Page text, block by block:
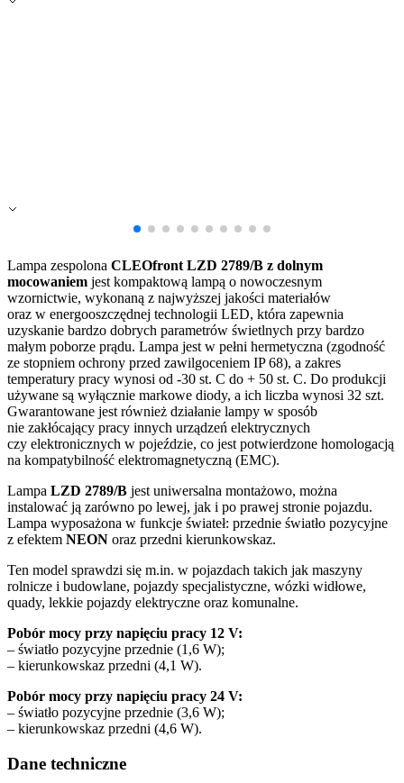
Lampa zespolona CLEOfront LZD 2789/B z dolnym
mocowaniem jest kompaktową lampą o nowoczesnym
wzornictwie, wykonaną z najwyższej jakości materiałów
oraz w energooszczędnej technologii LED, która zapewnia
uzyskanie bardzo dobrych parametrów świetlnych przy bardzo
małym poborze prądu. Lampa jest w pełni hermetyczna (zgodność
ze stopniem ochrony przed zawilgoceniem IP 68), a zakres
temperatury pracy wynosi od -30 st. C do + 50 st. C. Do produkcji
używane są wyłącznie markowe diody, a ich liczba wynosi 32 szt.
Gwarantowane jest również działanie lampy w sposób
nie zakłócający pracy innych urządzeń elektrycznych
czy elektronicznych w pojeździe, co jest potwierdzone homologacją
na kompatybilność elektromagnetyczną (EMC).
Lampa LZD 2789/B jest uniwersalna montażowo, można
instalować ją zarówno po lewej, jak i po prawej stronie pojazdu.
Lampa wyposażona w funkcje świateł: przednie światło pozycyjne
z efektem NEON oraz przedni kierunkowskaz.
Ten model sprawdzi się m.in. w pojazdach takich jak maszyny
rolnicze i budowlane, pojazdy specjalistyczne, wózki widłowe,
quady, lekkie pojazdy elektryczne oraz komunalne.
Pobór mocy przy napięciu pracy 12 V:
– światło pozycyjne przednie (1,6 W);
– kierunkowskaz przedni (4,1 W).
Pobór mocy przy napięciu pracy 24 V:
– światło pozycyjne przednie (3,6 W);
– kierunkowskaz przedni (4,6 W).
Dane techniczne